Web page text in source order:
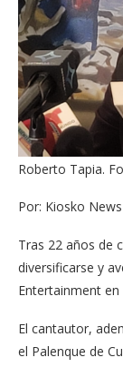
Roberto Tapia.
Por: Kiosko News
Tras 22 años de
diversificarse y
Entertainment
El cantautor,
el Palenque de